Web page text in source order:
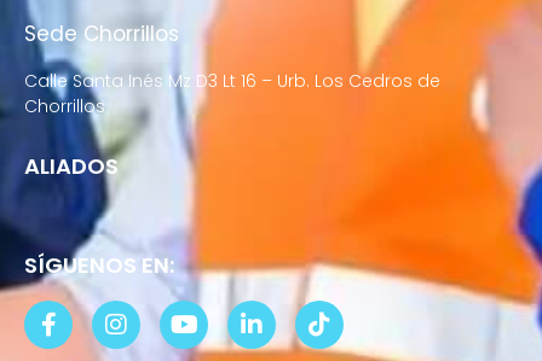
Sede Chorrillos
Calle Santa Inés Mz D3 Lt 16 – Urb. Los Cedros de
Chorrillos
ALIADOS
SÍGUENOS EN: